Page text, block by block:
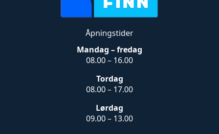
Åpningstider
Mandag – fredag
08.00 – 16.00
Tordag
08.00 – 17.00
Lørdag
09.00 – 13.00